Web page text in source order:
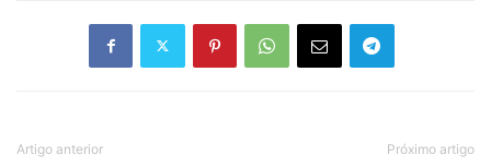
Artigo anterior Próximo artigo